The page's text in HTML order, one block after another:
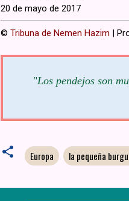
20 de mayo de 2017
© Tribuna de Nemen Hazim |
"Los pendejos son
Europa la pequeña